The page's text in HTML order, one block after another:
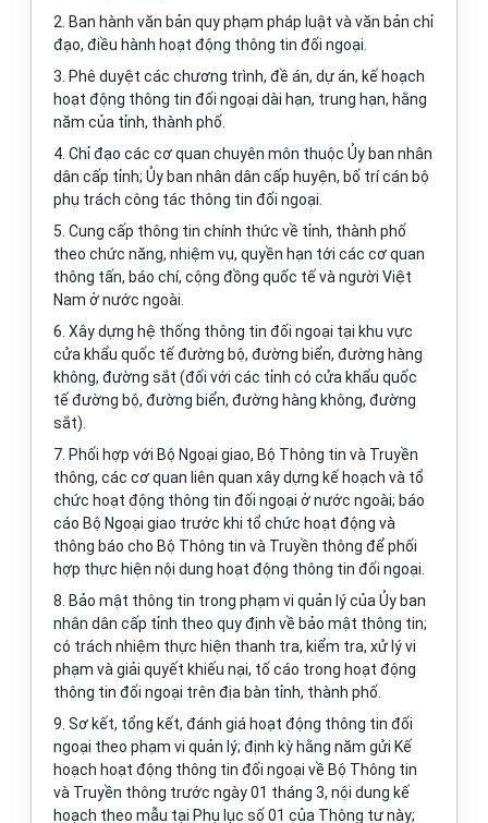
2. Ban hành văn bản quy phạm pháp luật và văn bản chỉ
đạo, điều hành hoạt động thông tin đối ngoại.
3. Phê duyệt các chương trình, đề án, dự án, kế hoạch
hoạt động thông tin đối ngoại dài hạn, trung hạn, hằng
năm của tỉnh, thành phố.
4. Chỉ đạo các cơ quan chuyên môn thuộc Ủy ban nhân
dân cấp tỉnh; Ủy ban nhân dân cấp huyện, bố trí cán bộ
phụ trách công tác thông tin đối ngoại.
5. Cung cấp thông tin chính thức về tỉnh, thành phố
theo chức năng, nhiệm vụ, quyền hạn tới các cơ quan
thông tấn, báo chí, cộng đồng quốc tế và người Việt
Nam ở nước ngoài.
6. Xây dựng hệ thống thông tin đối ngoại tại khu vực
cửa khẩu quốc tế đường bộ, đường biển, đường hàng
không, đường sắt (đối với các tỉnh có cửa khẩu quốc
tế đường bộ, đường biển, đường hàng không, đường
sắt).
7. Phối hợp với Bộ Ngoại giao, Bộ Thông tin và Truyền
thông, các cơ quan liên quan xây dựng kế hoạch và tổ
chức hoạt động thông tin đối ngoại ở nước ngoài; báo
cáo Bộ Ngoại giao trước khi tổ chức hoạt động và
thông báo cho Bộ Thông tin và Truyền thông để phối
hợp thực hiện nội dung hoạt động thông tin đối ngoại.
8. Bảo mật thông tin trong phạm vi quản lý của Ủy ban
nhân dân cấp tỉnh theo quy định về bảo mật thông tin;
có trách nhiệm thực hiện thanh tra, kiểm tra, xử lý vi
phạm và giải quyết khiếu nại, tố cáo trong hoạt động
thông tin đối ngoại trên địa bàn tỉnh, thành phố.
9. Sơ kết, tổng kết, đánh giá hoạt động thông tin đối
ngoại theo phạm vi quản lý; định kỳ hằng năm gửi Kế
hoạch hoạt động thông tin đối ngoại về Bộ Thông tin
và Truyền thông trước ngày 01 tháng 3, nội dung kế
hoạch theo mẫu tại Phụ lục số 01 của Thông tư này;